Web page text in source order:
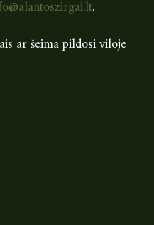
.
ar šeima pildosi viloje